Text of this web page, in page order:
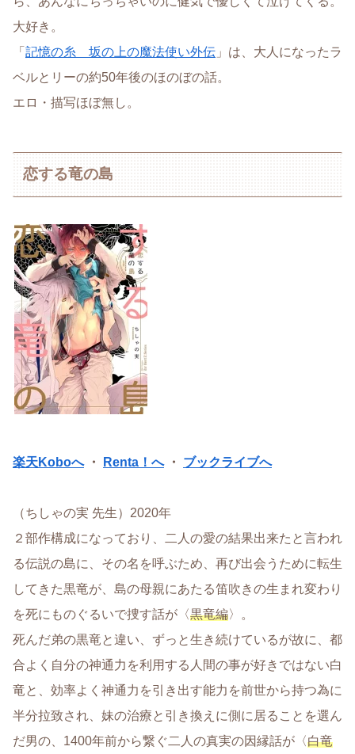
大好き。
「 記憶の糸 坂の上の魔法使い外伝 」は、大人になったラ
ベルとリーの約50年後のほのぼの話。
エロ・描写ほぼ無し。
恋する竜の島
楽天Koboへ・ Renta！へ・ ブックライブへ
（ちしゃの実 先生）2020年
２部作構成になっており、二人の愛の結果出来たと言われ
る伝説の島に、その名を呼ぶため、再び出会うために転生
してきた黒竜が、島の母親にあたる笛吹きの生まれ変わり
を死にものぐるいで捜す話が〈黒竜編〉。
死んだ弟の黒竜と違い、ずっと生き続けているが故に、都
合よく自分の神通力を利用する人間の事が好きではない白
竜と、効率よく神通力を引き出す能力を前世から持つ為に
半分拉致され、妹の治療と引き換えに側に居ることを選ん
だ男の、1400年前から繋ぐ二人の真実の因縁話が〈白竜